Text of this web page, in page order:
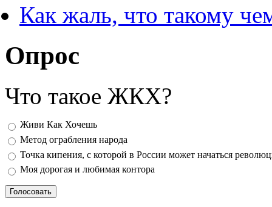
Как жаль, что такому
Опрос
Что такое ЖКХ?
Варианты
Живи Как Хочешь
Метод ограбления народа
Точка кипения, с которой в России может начаться
Моя дорогая и любимая контора